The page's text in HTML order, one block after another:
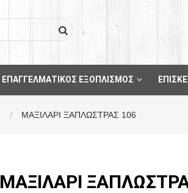
ΕΠΑΓΓΕΛΜΑΤΙΚΟΣ ΕΞΟΠΛΙΣΜΟΣ
ΜΑΞΙΛΑΡΙ ΞΑΠΛΩΣΤΡΑΣ 106
ΜΑΞΙΛΑΡΙ